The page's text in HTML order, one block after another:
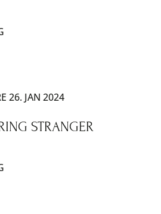
26. JAN 2024
STRANGER